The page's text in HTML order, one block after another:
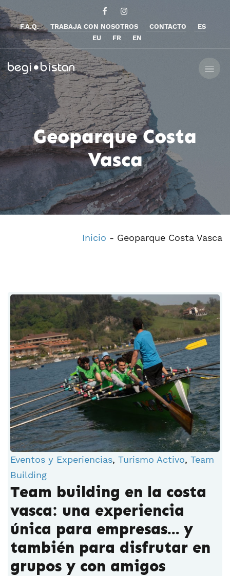
F.A.Q. TRABAJA CON NOSOTROS CONTACTO
ES
EU
FR EN
Geoparque Costa
Vasca
Inicio - Geoparque Costa Vasca
Eventos y Experiencias, Turismo Activo, Team
Building
Team building en la costa
vasca: una experiencia
única para empresas… y
también para disfrutar en
grupos y con amigos